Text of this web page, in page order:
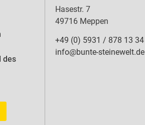
des
Hasestr. 7
49716 Meppen
+49 (0) 5931 / 878 13 34
info@bunte-steinewelt.de